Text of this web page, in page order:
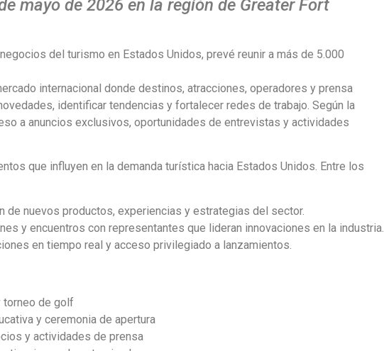
mayo de 2026 en la región de Greater Fort
del turismo en Estados Unidos, prevé reunir a más de 5.000
internacional donde destinos, atracciones, operadores y prensa
identificar tendencias y fortalecer redes de trabajo. Según la
a anuncios exclusivos, oportunidades de entrevistas y actividades
que influyen en la demanda turística hacia Estados Unidos. Entre los
de nuevos productos, experiencias y estrategias del sector.
y encuentros con representantes que lideran innovaciones en la industria.
en tiempo real y acceso privilegiado a lanzamientos.
torneo de golf
y ceremonia de apertura
y actividades de prensa